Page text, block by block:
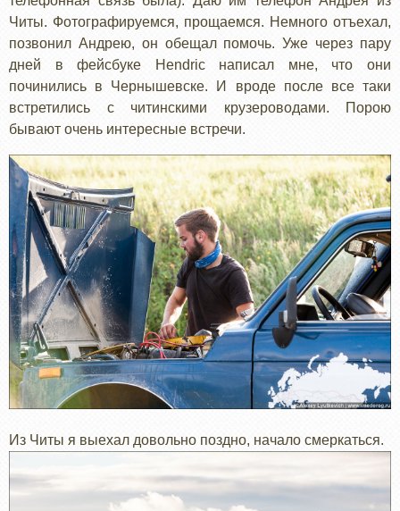
Читы. Фотографируемся, прощаемся. Немного отъехал,
позвонил Андрею, он обещал помочь. Уже через пару
дней в фейсбуке Hendric написал мне, что они
починились в Чернышевске. И вроде после все таки
встретились с читинскими крузероводами. Порою
бывают очень интересные встречи.
Из Читы я выехал довольно поздно, начало смеркаться.